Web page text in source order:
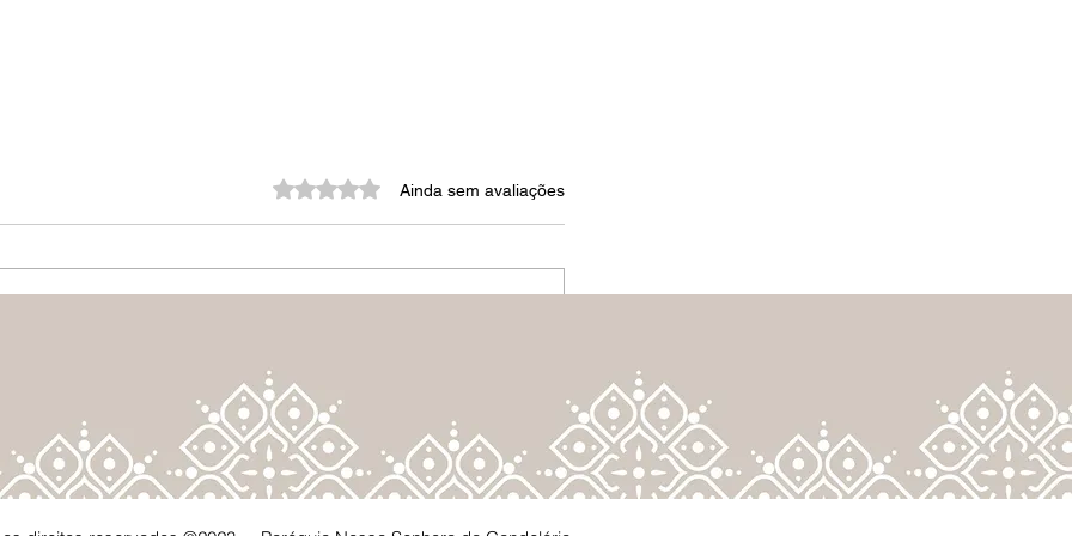
HISTÓRIA DE SÃO
PEREGRINO
HISTÓRIA DE SÃO JOÃO
BATISTA
Avaliado com 0 de 5 estrelas.
Ainda sem avaliações